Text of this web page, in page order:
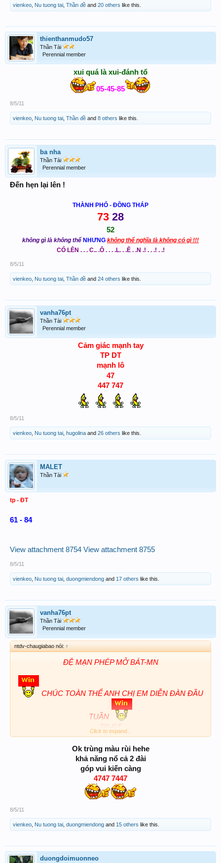
vienkeo Nu tuong tai Thần đề and 20 others like this.
thienthanmudo57
Thần Tài
Perennial member
xui quá là xui-đánh tổ
05-45-85
8/5/11
vienkeo Nu tuong tai Thần đề and 8 others like this.
ba nha
Thần Tài
Perennial member
Đến hẹn lại lên !
THÀNH PHỐ - ĐỒNG THÁP
73 28
52
không gì là không thể NHƯNG không thể nghĩa là không có gì !!!
CỐ LÊN . . . C.. .Ô . . . .L. . .Ê . .N .! . . .! . .!
8/5/11
vienkeo Nu tuong tai Thần đề and 24 others like this.
vanha76pt
Thần Tài
Perennial member
Cảm giác mạnh tay
TP DT
mạnh lô
47
447 747
8/5/11
vienkeo Nu tuong tai hugolina and 26 others like this.
MALET
Thần Tài
tp - ĐT
61 - 84
View attachment 8754 View attachment 8755
8/5/11
vienkeo Nu tuong tai duongmiendong and 17 others like this.
vanha76pt
Thần Tài
Perennial member
ntdv-chaugiabao nói: ↑
ĐỆ MẠN PHÉP MỞ BÁT-MN
CHÚC TOÀN THỂ ANH CHỊ EM DIỄN ĐÀN ĐẦU
TUẦN
TP-ĐT
47
247-347
4347
Click to expand...
Ok trùng màu rùi hehe
khả năng nổ cả 2 đài
góp vui kiến càng
4747 7447
8/5/11
vienkeo Nu tuong tai duongmiendong and 15 others like this.
duongdoimuonneo